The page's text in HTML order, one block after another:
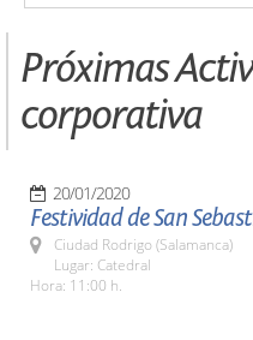
Próximas
corporativa
20/01/2020
Festividad de San
Ciudad Rodrigo (Salamanca)
Lugar: Catedral
Hora: 11:00 h.